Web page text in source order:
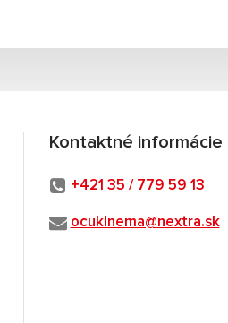
Kontaktné informácie
+421 35 / 779 59 13
ocuklnema@nextra.sk